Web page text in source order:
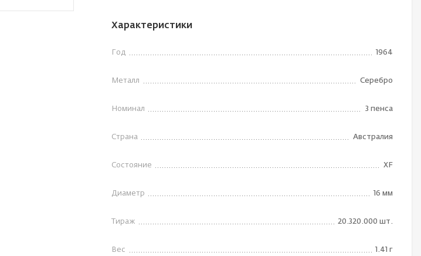
Характеристики
Год 1964
Металл Серебро
Номинал 3 пенса
Страна Австралия
Состояние XF
Диаметр 16 мм
Тираж 20.320.000 шт.
Вес 1.41 г